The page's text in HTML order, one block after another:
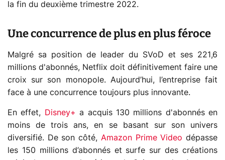
la fin du deuxième trimestre 2022.
Une concurrence de plus en plus féroce
Malgré sa position de leader du SVoD et ses 221,6
millions d'abonnés, Netflix doit définitivement faire une
croix sur son monopole. Aujourd’hui, l’entreprise fait
face à une concurrence toujours plus innovante.
En effet, Disney+ a acquis 130 millions d'abonnés en
moins de trois ans, en se basant sur son univers
diversifié. De son côté, Amazon Prime Video dépasse
les 150 millions d’abonnés et surfe sur des créations